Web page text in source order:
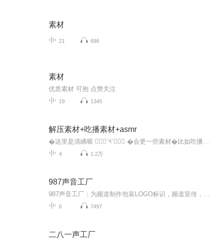
素材
21 686
素材
优质素材 可抱 点赞关注
19 1345
解压素材+吃播素材+asmr
4 1.2万
987声音工厂
6 7497
二八一声工厂